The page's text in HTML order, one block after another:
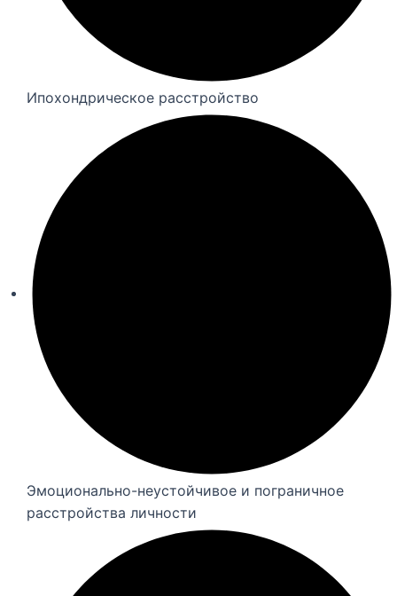
Ипохондрическое расстройство
Эмоционально-неустойчивое и пограничное
расстройства личности